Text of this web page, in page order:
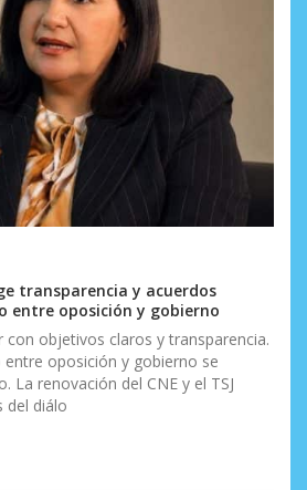
transparencia y acuerdos
entre oposición y gobierno
con objetivos claros y transparencia.
oposición y gobierno se
La renovación del CNE y el TSJ
del diálo